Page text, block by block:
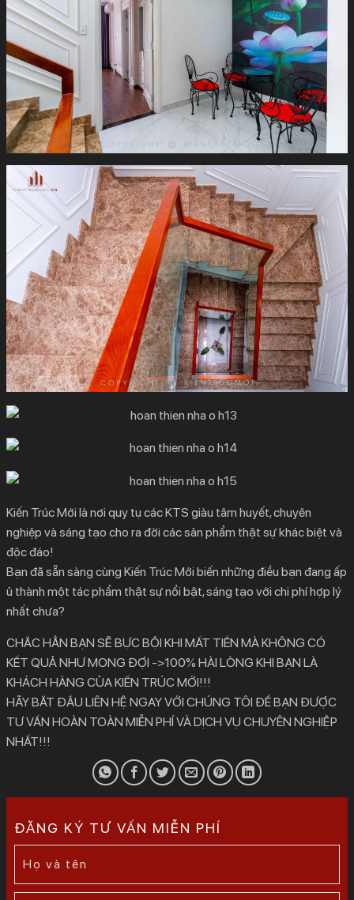
Kiến Trúc Mới là nơi quy tụ các KTS giàu tâm huyết, chuyên
nghiệp và sáng tạo cho ra đời các sản phẩm thật sự khác biệt và
độc đáo!
Bạn đã sẵn sàng cùng Kiến Trúc Mới biến những điều bạn đang ấp
ủ thành một tác phẩm thật sự nổi bật, sáng tạo với chi phí hợp lý
nhất chưa?
CHẮC HẲN BẠN SẼ BỰC BỘI KHI MẤT TIỀN MÀ KHÔNG CÓ
KẾT QUẢ NHƯ MONG ĐỢI ->100% HÀI LÒNG KHI BẠN LÀ
KHÁCH HÀNG CỦA KIẾN TRÚC MỚI!!!
HÃY BẮT ĐẦU LIÊN HỆ NGAY VỚI CHÚNG TÔI ĐỂ BẠN ĐƯỢC
TƯ VẤN HOÀN TOÀN MIỄN PHÍ VÀ DỊCH VỤ CHUYÊN NGHIỆP
NHẤT!!!
ĐĂNG KÝ TƯ VẤN MIỄN PHÍ